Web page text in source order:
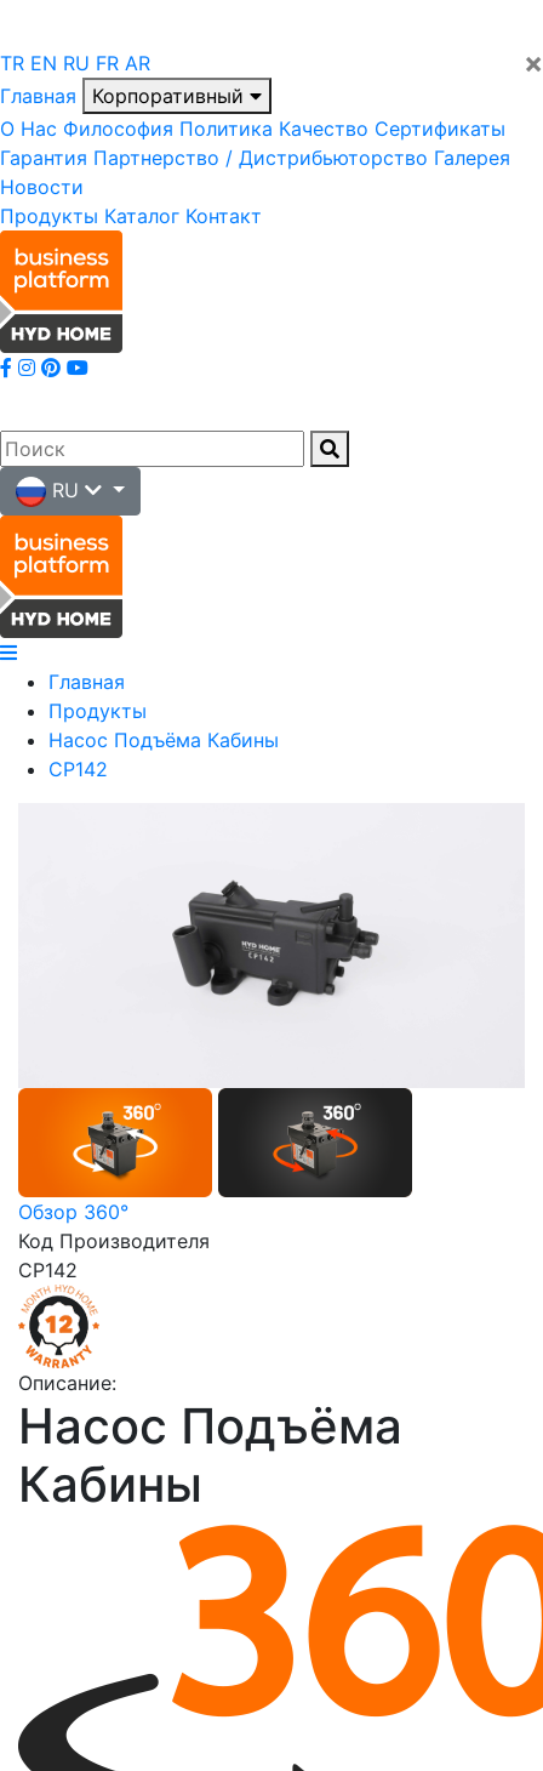
×
TR EN RU FR AR
Главная
Корпоративный
О Нас Философия Политика Качество Сертификаты
Гарантия Партнерство / Дистрибьюторство Галерея
Новости
Продукты Каталог Контакт
RU
Главная
Продукты
Насос Подъёма Кабины
CP142
Обзор 360°
Код Производителя
CP142
Описание:
Насос Подъёма
Кабины